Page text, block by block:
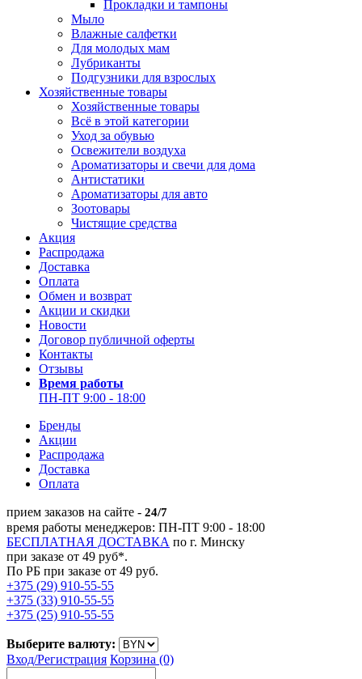
Прокладки и тампоны
Мыло
Влажные салфетки
Для молодых мам
Лубриканты
Подгузники для взрослых
Хозяйственные товары
Хозяйственные товары
Всё в этой категории
Уход за обувью
Освежители воздуха
Ароматизаторы и свечи для дома
Антистатики
Ароматизаторы для авто
Зоотовары
Чистящие средства
Акция
Распродажа
Доставка
Оплата
Обмен и возврат
Акции и скидки
Новости
Договор публичной оферты
Контакты
Отзывы
Время работы
ПН-ПТ 9:00 - 18:00
Бренды
Акции
Распродажа
Доставка
Оплата
прием заказов на сайте - 24/7
время работы менеджеров: ПН-ПТ 9:00 - 18:00
БЕСПЛАТНАЯ ДОСТАВКА по г. Минску
при заказе от 49 руб*.
По РБ при заказе от 49 руб.
+375 (29) 910-55-55
+375 (33) 910-55-55
+375 (25) 910-55-55
Выберите валюту:
Вход/Регистрация Корзина (0)